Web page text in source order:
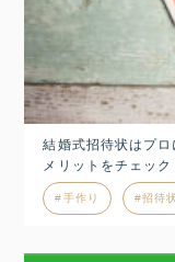
結婚式招待状はプ
メリットをチェック
手作り 招待